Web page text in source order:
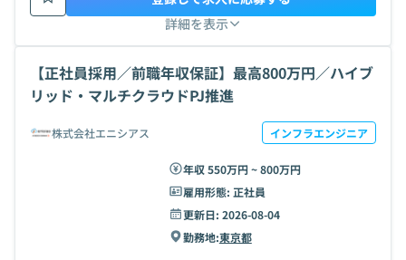
詳細を表示
【正社員採用／前職年収保証】最高800万円／ハイブ
リッド・マルチクラウドPJ推進
株式会社エニシアス インフラエンジニア
年収 550万円 ~ 800万円
雇用形態: 正社員
更新日: 2026-08-04
勤務地:東京都